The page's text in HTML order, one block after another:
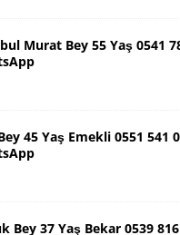
Murat Bey 55 Yaş 0541
45 Yaş Emekli 0551 541
Bey 37 Yaş Bekar 0539